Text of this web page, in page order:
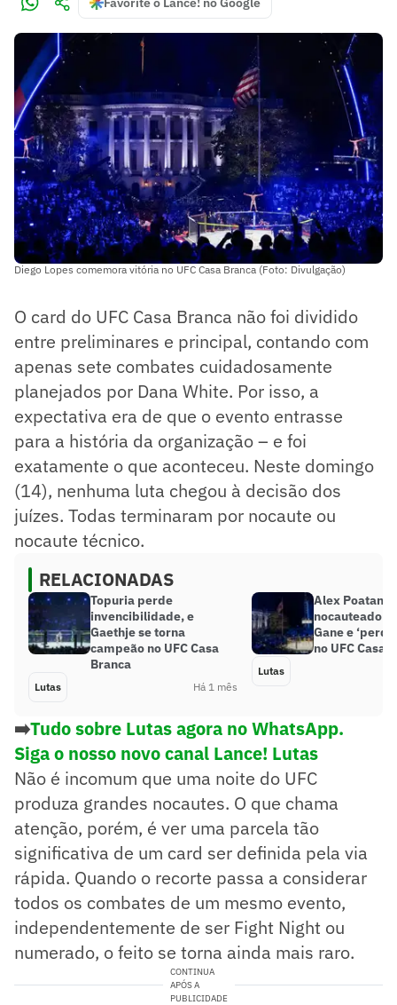
Diego Lopes comemora vitória no UFC Casa Branca (Foto: Divulgação)
O card do UFC Casa Branca não foi dividido
entre preliminares e principal, contando com
apenas sete combates cuidadosamente
planejados por Dana White. Por isso, a
expectativa era de que o evento entrasse
para a história da organização – e foi
exatamente o que aconteceu. Neste domingo
(14), nenhuma luta chegou à decisão dos
juízes. Todas terminaram por nocaute ou
nocaute técnico.
RELACIONADAS
Topuria perde
invencibilidade, e
Gaethje se torna
campeão no UFC Casa
Branca
Lutas Há 1 mês
Alex Poatan é
nocauteado
Gane e
no UFC Casa
Lutas
➡️Tudo sobre Lutas agora no WhatsApp.
Siga o nosso novo canal Lance! Lutas
Não é incomum que uma noite do UFC
produza grandes nocautes. O que chama
atenção, porém, é ver uma parcela tão
significativa de um card ser definida pela via
rápida. Quando o recorte passa a considerar
todos os combates de um mesmo evento,
independentemente de ser Fight Night ou
numerado, o feito se torna ainda mais raro.
CONTINUA
APÓS A
PUBLICIDADE